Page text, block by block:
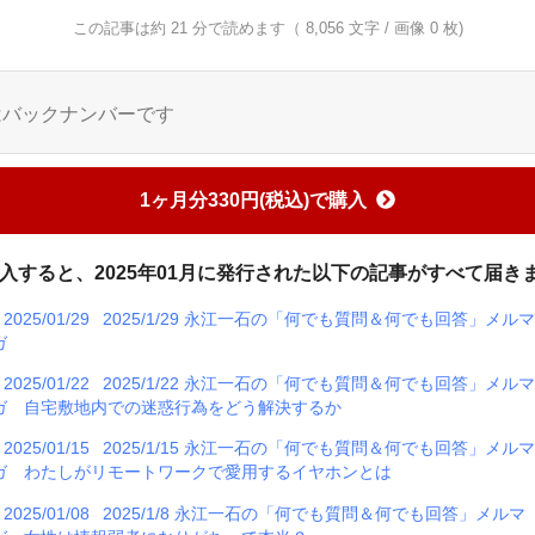
この記事は約 21 分で読めます（ 8,056 文字 / 画像 0 枚)
ックナンバーです
1ヶ月分330円(税込)で購入
すると、2025年01月に発行された以下の記事がすべて届き
2025/01/29
2025/1/29 永江一石の「何でも質問＆何でも回答」メルマ
2025/01/22
2025/1/22 永江一石の「何でも質問＆何でも回答」メルマ
自宅敷地内での迷惑行為をどう解決するか
2025/01/15
2025/1/15 永江一石の「何でも質問＆何でも回答」メルマ
わたしがリモートワークで愛用するイヤホンとは
2025/01/08
2025/1/8 永江一石の「何でも質問＆何でも回答」メルマ